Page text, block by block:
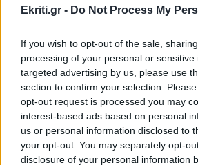
Ekriti.gr - Do Not Process My
If you wish to opt-out of the sale,
processing of your personal or
targeted advertising by us, please use
section to confirm your selection.
opt-out request is processed you may
interest-based ads based on personal
us or personal information disclosed to
your opt-out. You may separately opt-
disclosure of your personal information
Συντάξεις Σεπτεμβρίου 2026:
ημερομηνίες καταβολής τους
ΚΟΣΜΟΣ
ΗΠΑ: Με κάμερες σώματος οι
ICE πριν το τέλος του μήνα